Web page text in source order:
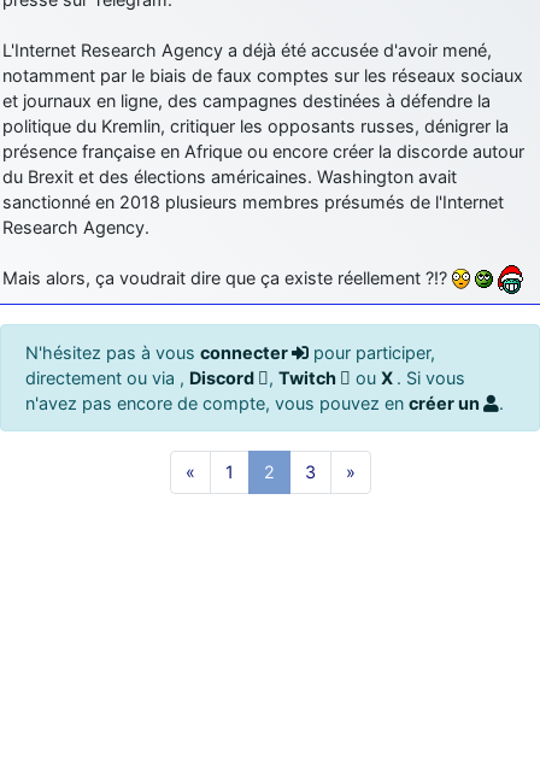
L'Internet Research Agency a déjà été accusée d'avoir mené,
notamment par le biais de faux comptes sur les réseaux sociaux
et journaux en ligne, des campagnes destinées à défendre la
politique du Kremlin, critiquer les opposants russes, dénigrer la
présence française en Afrique ou encore créer la discorde autour
du Brexit et des élections américaines. Washington avait
sanctionné en 2018 plusieurs membres présumés de l'Internet
Research Agency.
Mais alors, ça voudrait dire que ça existe réellement ?!?
N'hésitez pas à vous connecter
pour participer,
directement ou via , Discord , Twitch ou X . Si vous
n'avez pas encore de compte, vous pouvez en créer un .
« 1 2 3 »